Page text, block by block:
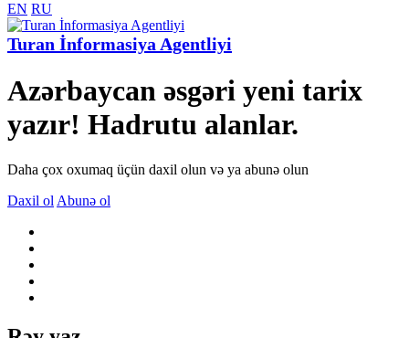
EN RU
Turan İnformasiya Agentliyi
Azərbaycan əsgəri yeni tarix
yazır! Hadrutu alanlar.
Daha çox oxumaq üçün daxil olun və ya abunə olun
Daxil ol Abunə ol